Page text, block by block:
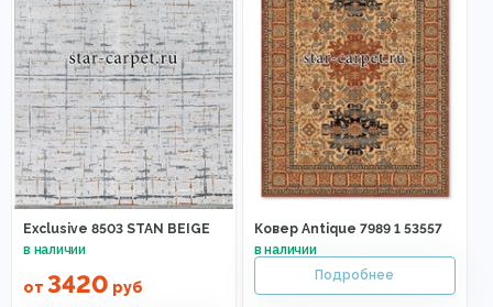
Exclusive 8503 STAN BEIGE
от 3420 руб
Ковер Antique 7989 1 53557